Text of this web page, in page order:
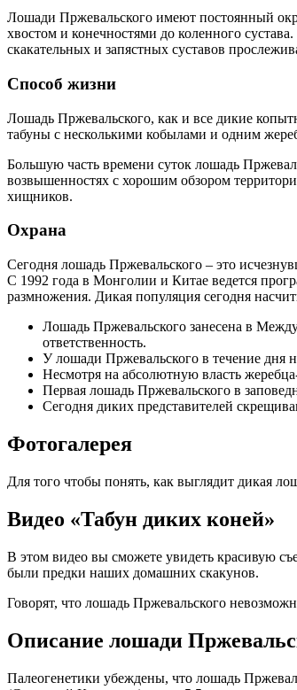
Лошади Пржевальского имеют постоянный
хвостом и конечностями до коленного
скакательных и запястных суставов
Способ жизни
Лошадь Пржевальского, как и все дикие
табуны с несколькими кобылами и одним
Большую часть времени суток лошадь
возвышенностях с хорошим обзором
хищников.
Охрана
Сегодня лошадь Пржевальского – это
С 1992 года в Монголии и Китае ведется
размножения. Дикая популяция сегодня
Лошадь Пржевальского занесена в
ответственность.
У лошади Пржевальского в течение дня
Несмотря на абсолютную власть
Первая лошадь Пржевальского в
Сегодня диких представителей
Фотогалерея
Для того чтобы понять, как выглядит дикая
Видео «Табун диких коней»
В этом видео вы сможете увидеть красивую
были предки наших домашних скакунов.
Говорят, что лошадь Пржевальского
Описание лошади
Палеогенетики убеждены, что лошадь